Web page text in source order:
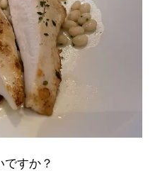
すか？